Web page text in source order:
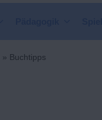
» Buchtipps